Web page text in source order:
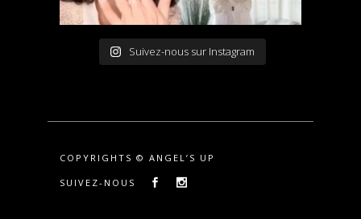
Suivez-nous sur Instagram
COPYRIGHTS © ANGEL’S UP
SUIVEZ-NOUS